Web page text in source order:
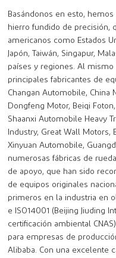
Basándonos en esto,
hierro fundido de precisión,
americanos como Estados
Japón, Taiwán, Singapur,
países y regiones. Al
principales fabricantes de
Changan Automobile, China
Dongfeng Motor, Beiqi
Shaanxi Automobile Heavy
Industry, Great Wall Motors,
Xinyuan Automobile,
numerosas fábricas de
de apoyo, que han sido
de equipos originales
primeros en la industria en
e ISO14001 (Beijing Jiuding
certificación ambiental
para empresas de
Alibaba. Con una excelente